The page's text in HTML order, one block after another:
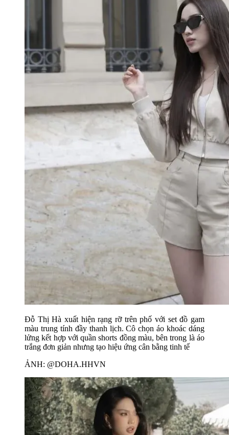
Đỗ Thị Hà xuất hiện rạng rỡ trên phố với set đồ gam
màu trung tính đầy thanh lịch. Cô chọn áo khoác dáng
lửng kết hợp với quần shorts đồng màu, bên trong là áo
trắng đơn giản nhưng tạo hiệu ứng cân bằng tinh tế
ẢNH: @DOHA.HHVN